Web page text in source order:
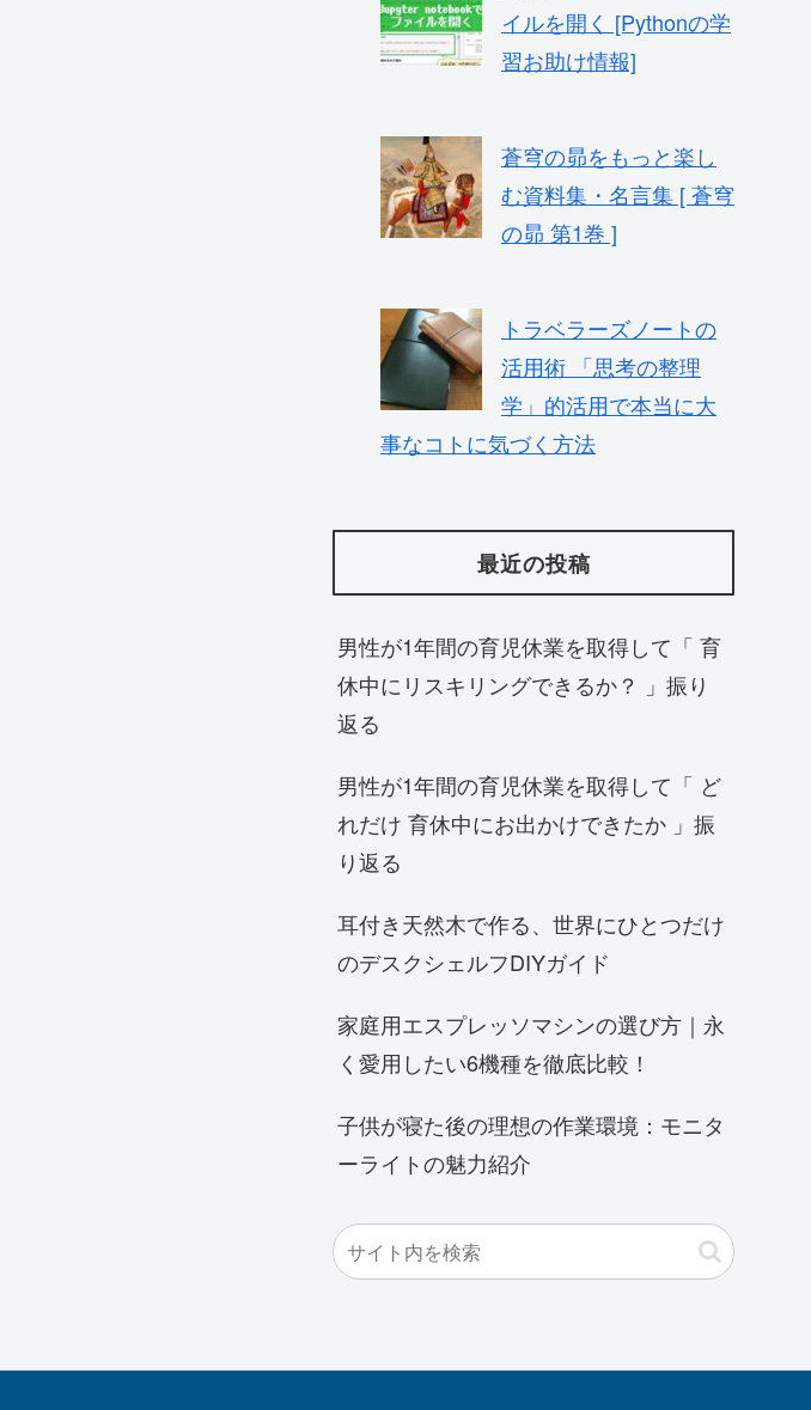
イルを開く [Pythonの学
習お助け情報]
蒼穹の昴をもっと楽し
む資料集・名言集 [ 蒼穹
の昴 第1巻 ]
トラベラーズノートの
活用術 「思考の整理
学」的活用で本当に大
事なコトに気づく方法
最近の投稿
男性が1年間の育児休業を取得して「 育
休中にリスキリングできるか？ 」振り
返る
男性が1年間の育児休業を取得して「 ど
れだけ 育休中にお出かけできたか 」振
り返る
耳付き天然木で作る、世界にひとつだけ
のデスクシェルフDIYガイド
家庭用エスプレッソマシンの選び方｜永
く愛用したい6機種を徹底比較！
子供が寝た後の理想の作業環境：モニタ
ーライトの魅力紹介